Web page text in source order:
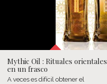
Mythic Oil : Rituales orientales
en un frasco
A veces es difícil obtener el